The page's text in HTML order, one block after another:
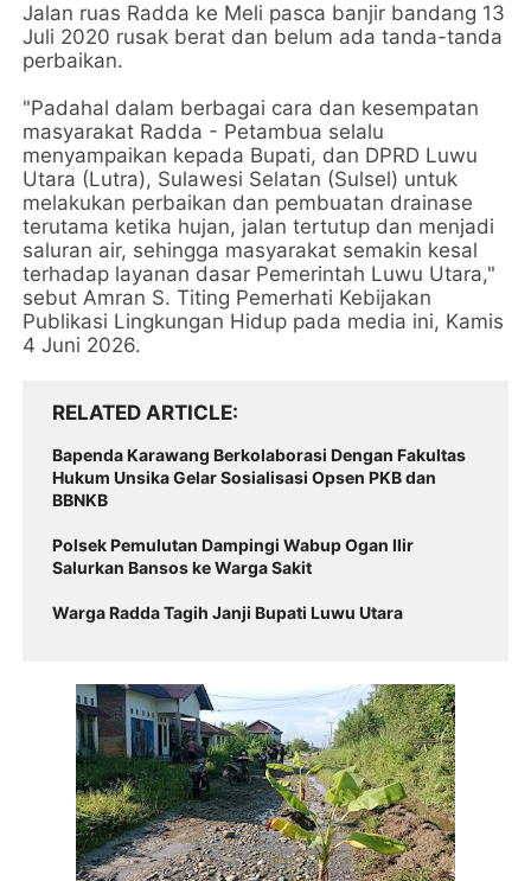
Jalan ruas Radda ke Meli pasca banjir bandang 13
Juli 2020 rusak berat dan belum ada tanda-tanda
perbaikan.
"Padahal dalam berbagai cara dan kesempatan
masyarakat Radda - Petambua selalu
menyampaikan kepada Bupati, dan DPRD Luwu
Utara (Lutra), Sulawesi Selatan (Sulsel) untuk
melakukan perbaikan dan pembuatan drainase
terutama ketika hujan, jalan tertutup dan menjadi
saluran air, sehingga masyarakat semakin kesal
terhadap layanan dasar Pemerintah Luwu Utara,"
sebut Amran S. Titing Pemerhati Kebijakan
Publikasi Lingkungan Hidup pada media ini, Kamis
4 Juni 2026.
RELATED ARTICLE
Bapenda Karawang Berkolaborasi Dengan Fakultas
Hukum Unsika Gelar Sosialisasi Opsen PKB dan
BBNKB
Polsek Pemulutan Dampingi Wabup Ogan Ilir
Salurkan Bansos ke Warga Sakit
Warga Radda Tagih Janji Bupati Luwu Utara